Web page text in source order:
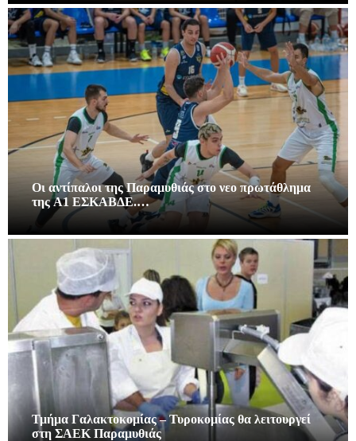
Οι αντίπαλοι της Παραμυθιάς στο νεο πρωτάθλημα
της A1 ΕΣΚΑΒΔΕ.…
Τμήμα Γαλακτοκομίας – Τυροκομίας θα λειτουργεί
στη ΣΑΕΚ Παραμυθιάς